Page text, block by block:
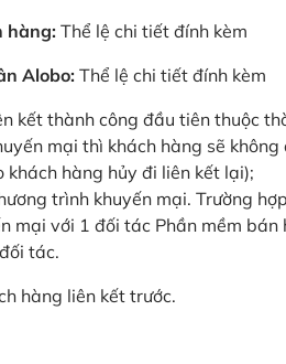
hàng: Thể lệ chi tiết đính kèm
Alobo: Thể lệ chi tiết đính kèm
kết thành công đầu tiên thuộc
mại thì khách hàng sẽ không
hàng hủy đi liên kết lại);
trình khuyến mại. Trường
mại với 1 đối tác Phần mềm bán
tác.
hàng liên kết trước.